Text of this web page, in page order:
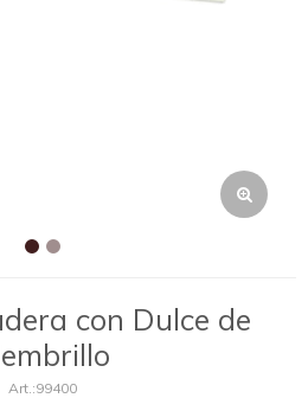
con Dulce de
99400